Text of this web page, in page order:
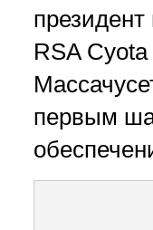
RSA
первым